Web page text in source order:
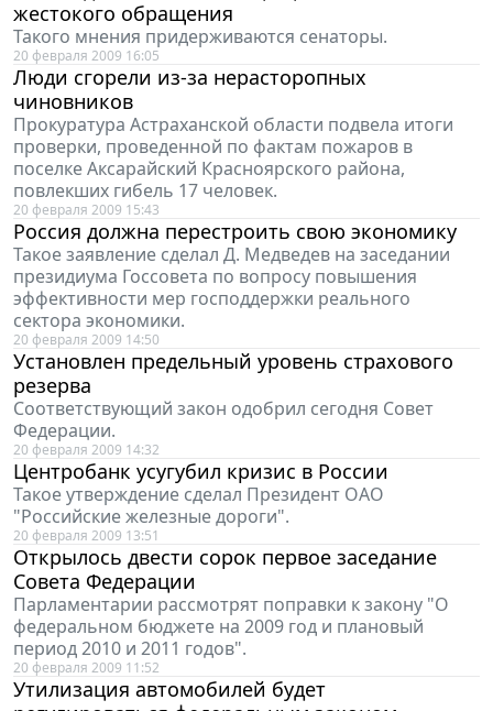
жестокого обращения
Такого мнения придерживаются сенаторы.
20 февраля 2009 16:05
Люди сгорели из-за нерасторопных
чиновников
Прокуратура Астраханской области подвела итоги
проверки, проведенной по фактам пожаров в
поселке Аксарайский Красноярского района,
повлекших гибель 17 человек.
20 февраля 2009 15:43
Россия должна перестроить свою экономику
Такое заявление сделал Д. Медведев на заседании
президиума Госсовета по вопросу повышения
эффективности мер господдержки реального
сектора экономики.
20 февраля 2009 14:50
Установлен предельный уровень страхового
резерва
Соответствующий закон одобрил сегодня Совет
Федерации.
20 февраля 2009 14:32
Центробанк усугубил кризис в России
Такое утверждение сделал Президент ОАО
"Российские железные дороги".
20 февраля 2009 13:51
Открылось двести сорок первое заседание
Совета Федерации
Парламентарии рассмотрят поправки к закону "О
федеральном бюджете на 2009 год и плановый
период 2010 и 2011 годов".
20 февраля 2009 11:52
Утилизация автомобилей будет